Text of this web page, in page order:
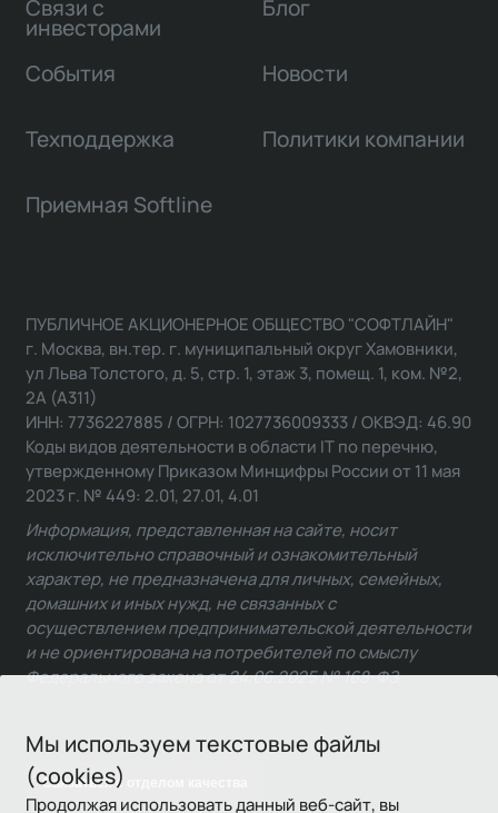
Мы используем текстовые файлы
(cookies)
Продолжая использовать данный веб-сайт, вы
Связи с
инвесторами
Блог
События Новости
Техподдержка Политики компании
Приемная Softline
Связаться с отделом качества
ПУБЛИЧНОЕ АКЦИОНЕРНОЕ ОБЩЕСТВО "СОФТЛАЙН"
г. Москва, вн.тер. г. муниципальный округ Хамовники,
ул Льва Толстого, д. 5, стр. 1, этаж 3, помещ. 1, ком. №2,
2А (А311)
ИНН: 7736227885 / ОГРН: 1027736009333 / ОКВЭД: 46.90
Коды видов деятельности в области IT по перечню,
утвержденному Приказом Минцифры России от 11 мая
2023 г. № 449: 2.01, 27.01, 4.01
Информация, представленная на сайте, носит
исключительно справочный и ознакомительный
характер, не предназначена для личных, семейных,
домашних и иных нужд, не связанных с
осуществлением предпринимательской деятельности
и не ориентирована на потребителей по смыслу
Федерального закона от 24.06.2025 № 168-ФЗ.